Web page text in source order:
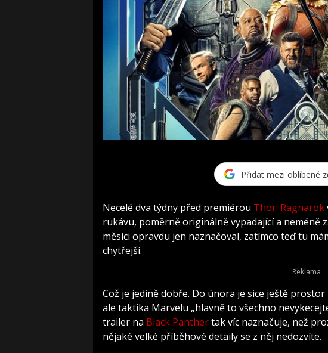
Přidat mezi oblíbené
Necelé dva týdny před premiérou Thor: Ragnarok
rukávu, poměrně originálně vypadající a neméně
měsíci opravdu jen naznačoval, zatímco teď tu
chytřejší.
Což je jedině dobře. Do února je sice ještě
ale taktika Marvelu „hlavně to všechno
trailer na Black Panthertak víc naznačuje, než
nějaké velké příběhové detaily se z něj nedozvíte.